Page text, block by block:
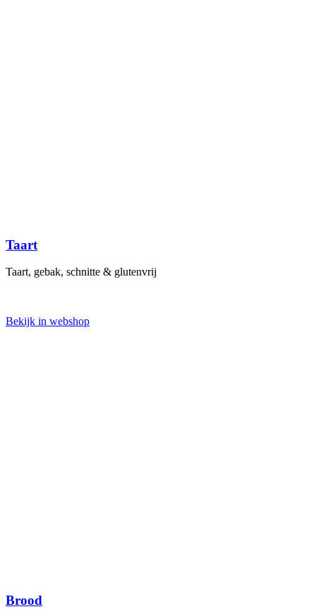
Taart
Taart, gebak, schnitte & glutenvrij
Bekijk in webshop
Brood